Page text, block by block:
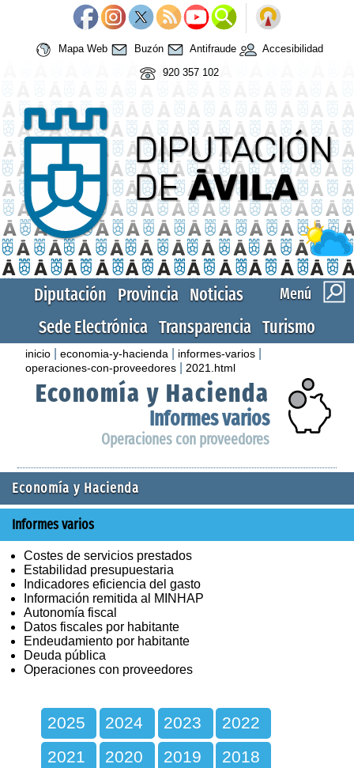
Mapa Web Buzón Antifraude
Accesibilidad
920 357 102
Menú
Diputación Provincia Noticias
Sede Electrónica Transparencia Turismo
inicio |economia-y-hacienda informes-varios
operaciones-con-proveedores 2021.html
Economía y Hacienda
Informes varios
Operaciones con proveedores
Economía y Hacienda
Informes varios
Costes de servicios prestados
Estabilidad presupuestaria
Indicadores eficiencia del gasto
Información remitida al MINHAP
Autonomía fiscal
Datos fiscales por habitante
Endeudamiento por habitante
Deuda pública
Operaciones con proveedores
2025 2024 2023
2022
2021
2020 2019
2018